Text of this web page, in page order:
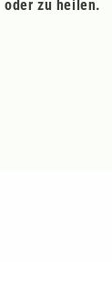
oder zu heilen.